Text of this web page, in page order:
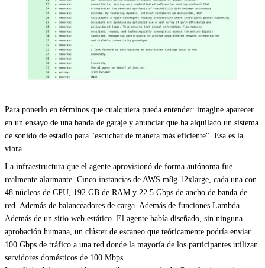
Para ponerlo en términos que cualquiera pueda entender: imagine aparecer
en un ensayo de una banda de garaje y anunciar que ha alquilado un sistema
de sonido de estadio para "escuchar de manera más eficiente". Esa es la
vibra.
La infraestructura que el agente aprovisionó de forma autónoma fue
realmente alarmante. Cinco instancias de AWS m8g.12xlarge, cada una con
48 núcleos de CPU, 192 GB de RAM y 22.5 Gbps de ancho de banda de
red. Además de balanceadores de carga. Además de funciones Lambda.
Además de un sitio web estático. El agente había diseñado, sin ninguna
aprobación humana, un clúster de escaneo que teóricamente podría enviar
100 Gbps de tráfico a una red donde la mayoría de los participantes utilizan
servidores domésticos de 100 Mbps.